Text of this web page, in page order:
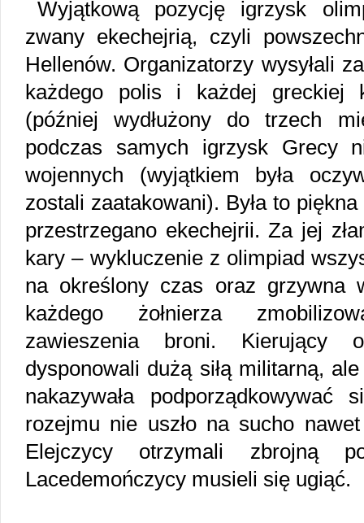
Wyjątkową pozycję igrzysk
zwany ekechejrią, czyli
Hellenów. Organizatorzy wysyłali
każdego polis i każdej greckiej
(później wydłużony do trzech
podczas samych igrzysk Grecy
wojennych (wyjątkiem była
zostali zaatakowani). Była to
przestrzegano ekechejrii. Za jej
kary – wykluczenie z olimpiad
na określony czas oraz grzywna
każdego żołnierza
zawieszenia broni. Kierujący
dysponowali dużą siłą militarną,
nakazywała
rozejmu nie uszło na sucho
Elejczycy otrzymali
Lacedemończycy musieli się ugiąć.